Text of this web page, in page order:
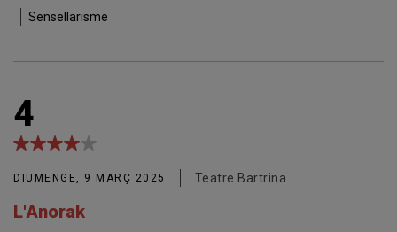
Sensellarisme
4
DIUMENGE, 9 MARÇ 2025 Teatre Bartrina
L'Anorak